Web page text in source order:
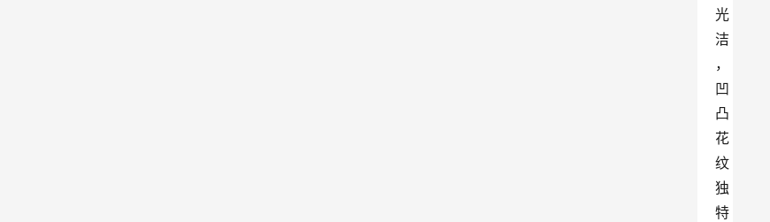
光
洁
，
凹
凸
花
纹
独
特